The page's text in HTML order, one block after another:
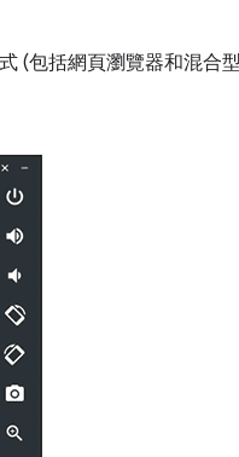
(包括網頁瀏覽器和混合